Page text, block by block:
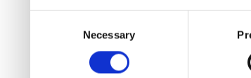
Necessary
och stängning, så till slut fick
En morgon kom en kund
Kan vi betala den nu?”.